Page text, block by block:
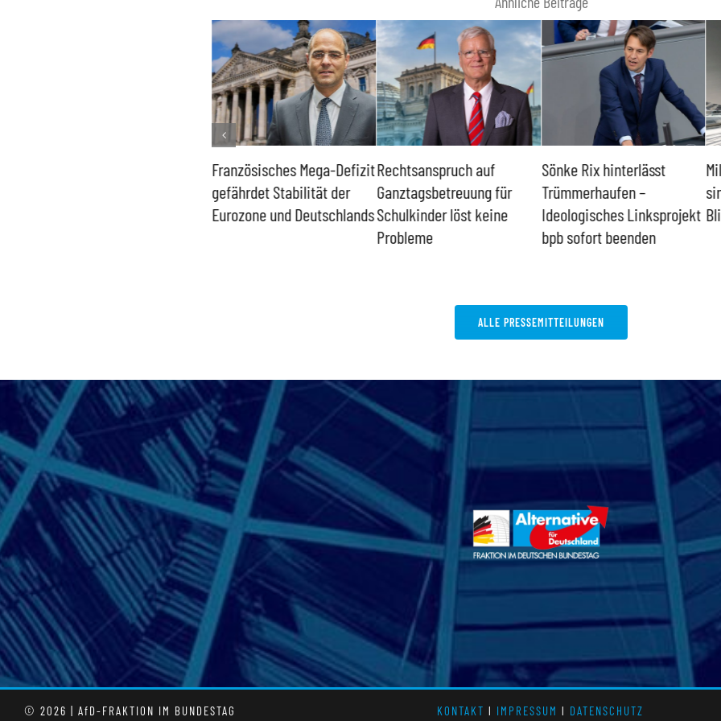
Französisches Mega-Defizit
gefährdet Stabilität der
Eurozone und Deutschlands
Rechtsanspruch auf
Ganztagsbetreuung für
Schulkinder löst keine
Probleme
Sönke Rix hinterlässt
Trümmerhaufen –
Ideologisches Linksprojekt
bpb sofort beenden
ALLE PRESSEMITTEILUNGEN
© 2026 | AfD-FRAKTION IM BUNDESTAG KONTAKT l IMPRESSUM l DATENSCHUTZ